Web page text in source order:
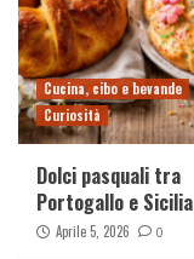
Cucina, cibo e bevande
Curiosità
Dolci pasquali tra
Portogallo e Sicilia
Aprile 5, 2026 0